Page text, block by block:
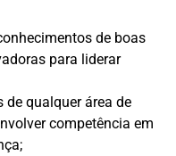
de boas
para liderar
qualquer área de
competência em